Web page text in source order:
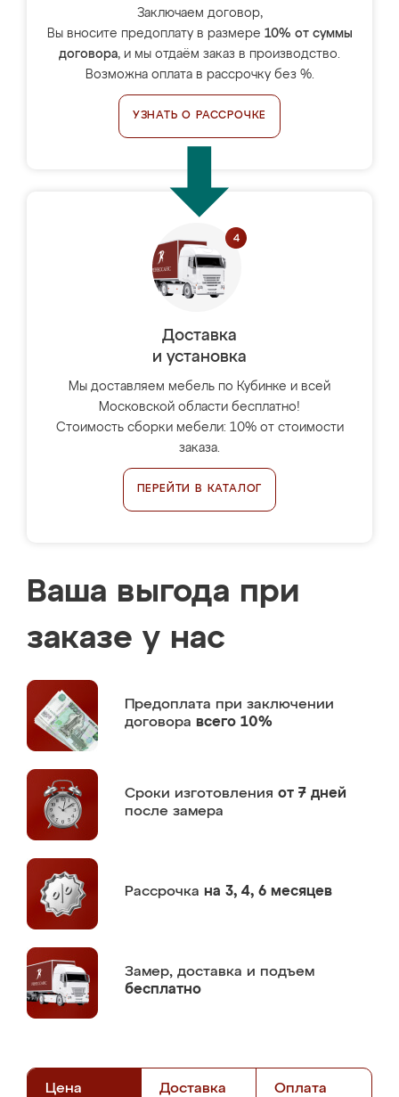
Заключаем договор,
Вы вносите предоплату в размере 10% от суммы
договора, и мы отдаём заказ в производство.
Возможна оплата в рассрочку без %.
УЗНАТЬ О РАССРОЧКЕ
Доставка
и установка
Мы доставляем мебель по Кубинке и всей
Московской области бесплатно!
Стоимость сборки мебели: 10% от стоимости
заказа.
ПЕРЕЙТИ В КАТАЛОГ
Ваша выгода при
заказе у нас
Предоплата при заключении
договора всего 10%
Сроки изготовления от 7 дней
после замера
Рассрочка на 3, 4, 6 месяцев
Замер, доставка и подъем
бесплатно
Цена Доставка Оплата